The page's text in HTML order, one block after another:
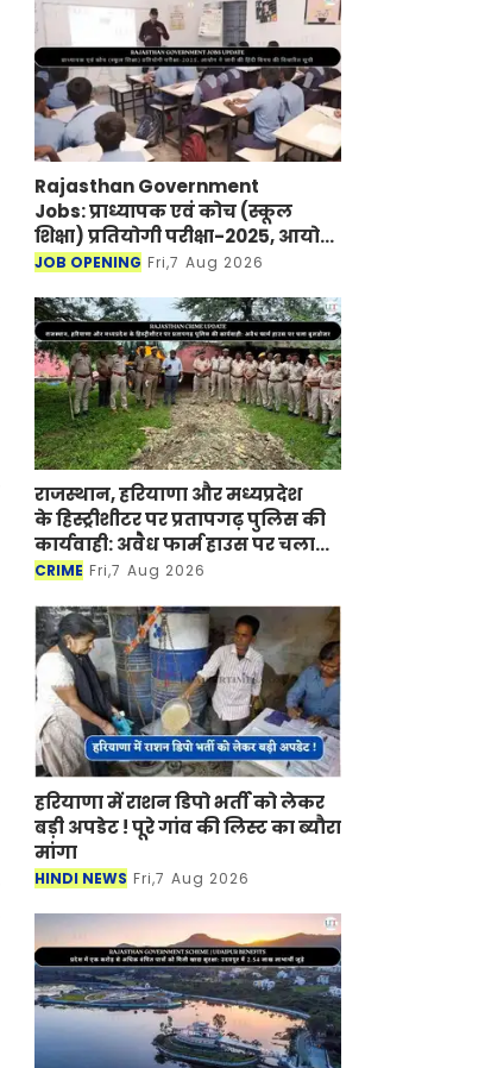
Rajasthan Government
Jobs: प्राध्यापक एवं कोच (स्कूल
शिक्षा) प्रतियोगी परीक्षा-2025, आयोग
ने जारी की हिंदी विषय की विचारित
JOB OPENING Fri,7 Aug 2026
राजस्थान, हरियाणा और मध्यप्रदेश
के हिस्ट्रीशीटर पर प्रतापगढ़ पुलिस की
कार्यवाही: अवैध फार्म हाउस पर चला
बुलडोजर
CRIME Fri,7 Aug 2026
हरियाणा में राशन डिपो भर्ती को लेकर
बड़ी अपडेट ! पूरे गांव की लिस्ट का ब्यौरा
मांगा
HINDI NEWS Fri,7 Aug 2026